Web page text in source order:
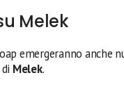
Melek
emergeranno anche
Melek.